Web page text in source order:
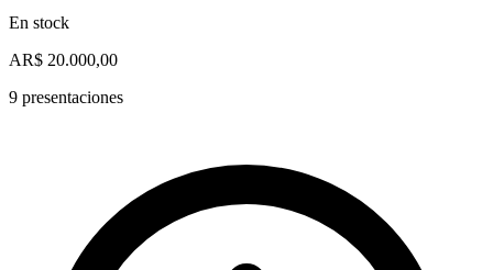
En stock
AR$ 20.000,00
9 presentaciones